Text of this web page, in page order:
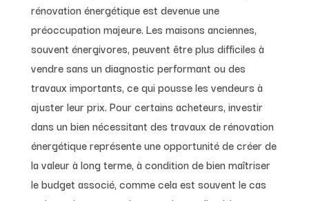
rénovation énergétique est devenue une
préoccupation majeure. Les maisons anciennes,
souvent énergivores, peuvent être plus difficiles à
vendre sans un diagnostic performant ou des
travaux importants, ce qui pousse les vendeurs à
ajuster leur prix. Pour certains acheteurs, investir
dans un bien nécessitant des travaux de rénovation
énergétique représente une opportunité de créer de
la valeur à long terme, à condition de bien maîtriser
le budget associé, comme cela est souvent le cas